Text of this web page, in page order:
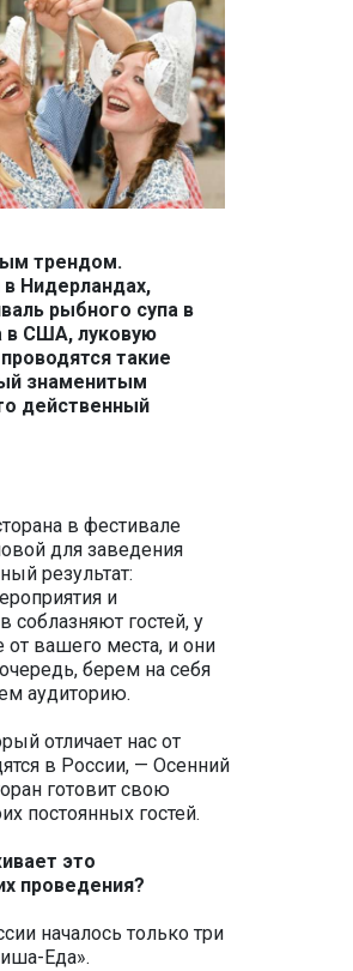
трендом.
Нидерландах,
рыбного супа в
в США, луковую
такие
знаменитым
действенный
в фестивале
для заведения
результат:
и
соблазняют гостей, у
от вашего места, и они
берем на себя
аудиторию.
отличает нас от
в России, — Осенний
готовит свою
постоянных гостей.
это
проведения?
началось только три
Еда».